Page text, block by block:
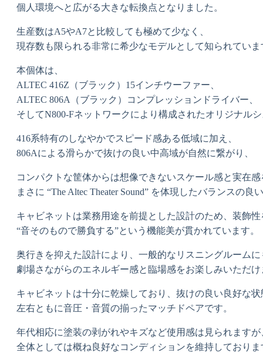
個人環境へと広がる大きな転換点となりました。
生産数はA5やA7と比較しても極めて少なく、
現存数も限られる非常に希少なモデルとして知られていま
本個体は、
ALTEC 416Z（ブラック）15インチウーファー、
ALTEC 806A（ブラック）コンプレッションドライバー、
そしてN800-Fネットワークにより構成されたオリジナル
416系特有のしなやかでスピード感ある低域に加え、
806Aによる滑らかで抜けの良い中高域が自然に繋がり、
コンパクトな筐体からは想像できないスケール感と実在
まさに “The Altec Theater Sound” を体現したバランスの良
キャビネットは業務用途を前提とした設計のため、装飾
“音そのもので勝負する”という機能美が貫かれています。
奥行きを抑えた設計により、一般的なリスニングルーム
劇場さながらのエネルギー感と臨場感をお楽しみいただけ
キャビネットは十分に乾燥しており、抜けの良い良好な状
左右ともに音圧・音質の揃ったマッチドペアです。
年代相応に塗装の剥がれやキズなど使用感は見られますが
全体としては概ね良好なコンディションを維持しておりま